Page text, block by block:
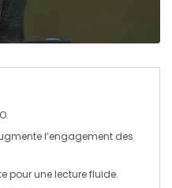
.
l’engagement des
pour une lecture fluide.